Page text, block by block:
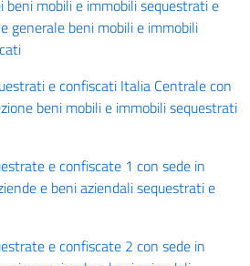
beni mobili e immobili sequestrati e
generale beni mobili e immobili
e confiscati Italia Centrale con
beni mobili e immobili sequestrati
e confiscate 1 con sede in
e beni aziendali sequestrati e
e confiscate 2 con sede in